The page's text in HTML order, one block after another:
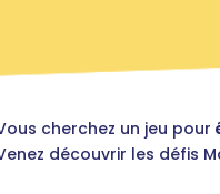
cherchez un jeu pour
découvrir les défis